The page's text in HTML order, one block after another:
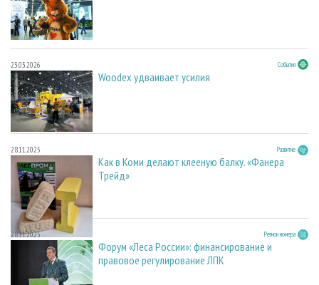
23.03.2026 События
Woodex удваивает усилия
28.11.2025 Развитие
Как в Коми делают клееную балку. «Фанера
Трейд»
28.11.2025 Регион номера
Форум «Леса России»: финансирование и
правовое регулирование ЛПК